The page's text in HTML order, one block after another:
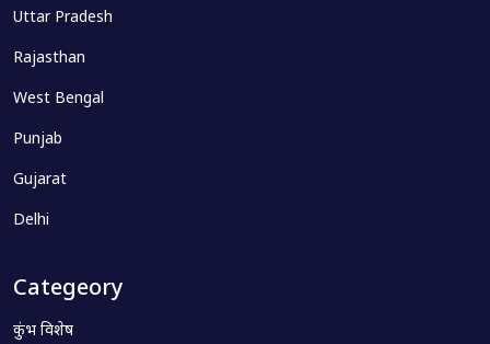
Uttar Pradesh
Rajasthan
West Bengal
Punjab
Gujarat
Delhi
Categeory
कुंभ विशेष